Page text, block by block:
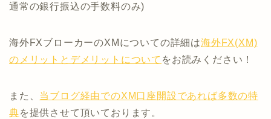
通常の銀行振込の手数料のみ)
海外FXブローカーのXMについての詳細は海外FX(XM)
のメリットとデメリットについて をお読みください！
また、 当ブログ経由でのXM口座開設であれば多数の特
典を提供させて頂いております。